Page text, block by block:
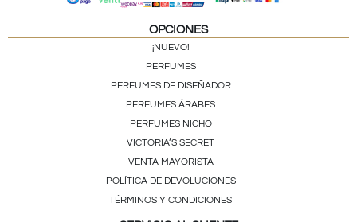
OPCIONES
¡NUEVO!
PERFUMES
PERFUMES DE DISEÑADOR
PERFUMES ÁRABES
PERFUMES NICHO
VICTORIA’S SECRET
VENTA MAYORISTA
POLÍTICA DE DEVOLUCIONES
TÉRMINOS Y CONDICIONES